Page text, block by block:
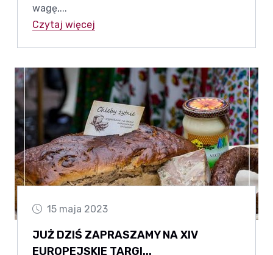
wagę,...
Czytaj więcej
15 maja 2023
JUŻ DZIŚ ZAPRASZAMY NA XIV
EUROPEJSKIE TARGI...